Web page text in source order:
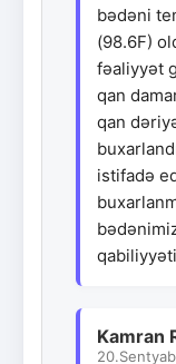
bədəni
(98.6F)
fəaliyyət
qan
qan
istifadə
Kamran